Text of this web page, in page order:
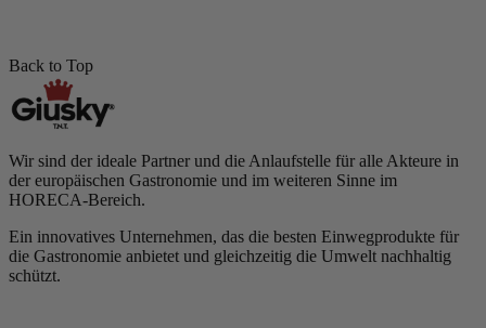
Back to Top
Wir sind der ideale Partner und die Anlaufstelle für alle Akteure in
der europäischen Gastronomie und im weiteren Sinne im
HORECA-Bereich.
Ein innovatives Unternehmen, das die besten Einwegprodukte für
die Gastronomie anbietet und gleichzeitig die Umwelt nachhaltig
schützt.